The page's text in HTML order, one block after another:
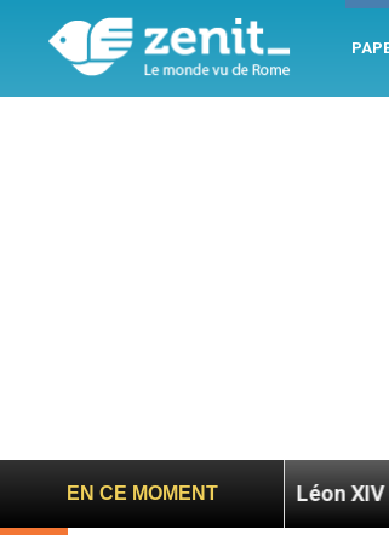
EN CE MOMENTLéon XIV en France :